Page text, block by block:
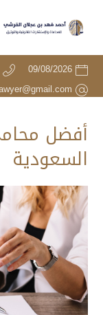
09/08/2026
أفضل
السعودية